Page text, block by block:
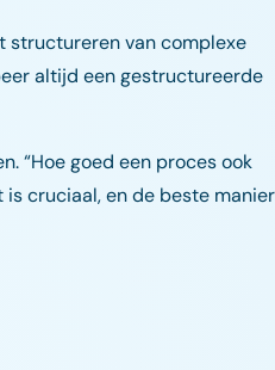
structureren van complexe
altijd een gestructureerde
“Hoe goed een proces ook
is cruciaal, en de beste manier